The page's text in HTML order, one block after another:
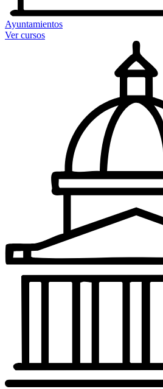
Ayuntamientos
Ver cursos